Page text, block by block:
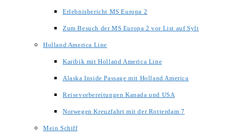
Erlebnisbericht MS Europa 2
Zum Besuch der MS Europa 2 vor List auf Sylt
Holland America Line
Karibik mit Holland America Line
Alaska Inside Passage mit Holland America
Reisevorbereitungen Kanada und USA
Norwegen Kreuzfahrt mit der Rotterdam 7
Mein Schiff